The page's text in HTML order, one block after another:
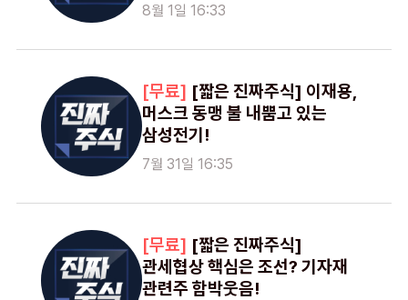
8월 1일 16:33
[짧은 진짜주식] 이재용,
머스크 동맹 불 내뿜고 있는
삼성전기!
7월 31일 16:35
[짧은 진짜주식]
관세협상 핵심은 조선? 기자재
관련주 함박웃음!